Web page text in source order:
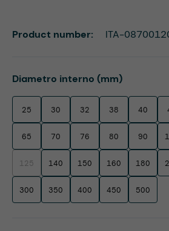
Select
Diametro interno (mm)
25 30 32 38 40
65 70 76 80 90
125(This option is currently unavailable.)
140 150 160 180
300 350 400 450 500
Product number: ITA-